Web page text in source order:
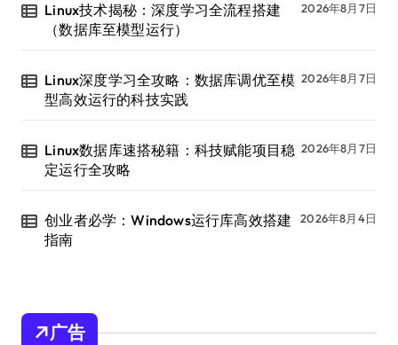
Linux技术揭秘：深度学习全流程搭建
（数据库至模型运行）
2026年8月7日
Linux深度学习全攻略：数据库调优至模
型高效运行的科技实践
2026年8月7日
Linux数据库速搭秘籍：科技赋能项目稳
定运行全攻略
2026年8月7日
创业者必学：Windows运行库高效搭建
指南
2026年8月4日
广告